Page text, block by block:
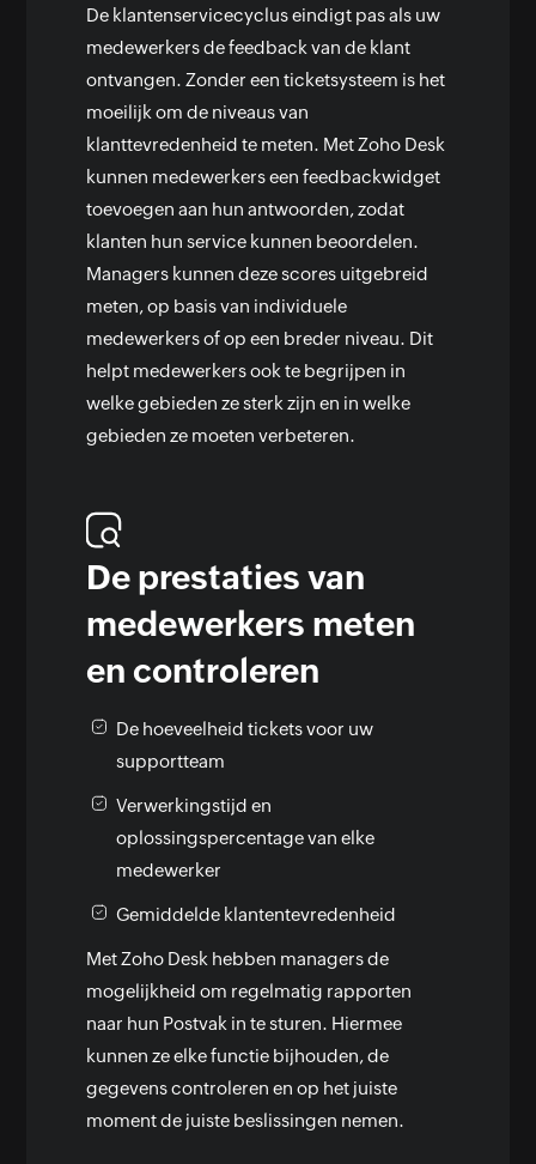
De klantenservicecyclus eindigt pas als uw
medewerkers de feedback van de klant
ontvangen. Zonder een ticketsysteem is het
moeilijk om de niveaus van
klanttevredenheid te meten. Met Zoho Desk
kunnen medewerkers een feedbackwidget
toevoegen aan hun antwoorden, zodat
klanten hun service kunnen beoordelen.
Managers kunnen deze scores uitgebreid
meten, op basis van individuele
medewerkers of op een breder niveau. Dit
helpt medewerkers ook te begrijpen in
welke gebieden ze sterk zijn en in welke
gebieden ze moeten verbeteren.
De prestaties van
medewerkers meten
en controleren
De hoeveelheid tickets voor uw
supportteam
Verwerkingstijd en
oplossingspercentage van elke
medewerker
Gemiddelde klantentevredenheid
Met Zoho Desk hebben managers de
mogelijkheid om regelmatig rapporten
naar hun Postvak in te sturen. Hiermee
kunnen ze elke functie bijhouden, de
gegevens controleren en op het juiste
moment de juiste beslissingen nemen.